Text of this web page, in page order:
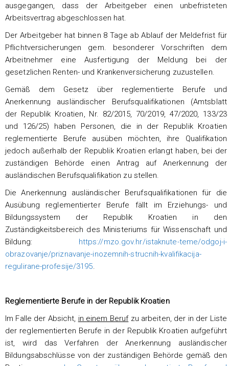
ausgegangen, dass der Arbeitgeber einen unbefristeten
Arbeitsvertrag abgeschlossen hat.
Der Arbeitgeber hat binnen 8 Tage ab Ablauf der Meldefrist für
Pflichtversicherungen gem. besonderer Vorschriften dem
Arbeitnehmer eine Ausfertigung der Meldung bei der
gesetzlichen Renten- und Krankenversicherung zuzustellen.
Gemäß dem Gesetz über reglementierte Berufe und
Anerkennung ausländischer Berufsqualifikationen (Amtsblatt
der Republik Kroatien, Nr. 82/2015, 70/2019, 47/2020, 133/23
und 126/25) haben Personen, die in der Republik Kroatien
reglementierte Berufe ausüben möchten, ihre Qualifikation
jedoch außerhalb der Republik Kroatien erlangt haben, bei der
zuständigen Behörde einen Antrag auf Anerkennung der
ausländischen Berufsqualifikation zu stellen.
Die Anerkennung ausländischer Berufsqualifikationen für die
Ausübung reglementierter Berufe fällt im Erziehungs- und
Bildungssystem der Republik Kroatien in den
Zuständigkeitsbereich des Ministeriums für Wissenschaft und
Bildung: https://mzo.gov.hr/istaknute-teme/odgoj-i-
obrazovanje/priznavanje-inozemnih-strucnih-kvalifikacija-
regulirane-profesije/3195.
Reglementierte Berufe in der Republik Kroatien
Im Falle der Absicht, in einem Berufzu arbeiten, der in der Liste
der reglementierten Berufe in der Republik Kroatien aufgeführt
ist, wird das Verfahren der Anerkennung ausländischer
Bildungsabschlüsse von der zuständigen Behörde gemäß den